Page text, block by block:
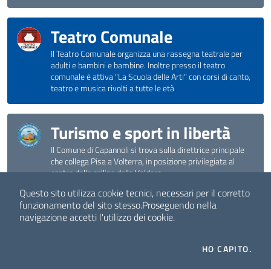
Teatro Comunale
Il Teatro Comunale organizza una rassegna teatrale per
adulti e bambini e bambine. Inoltre presso il teatro
comunale è attiva "La Scuola delle Arti" con corsi di canto,
teatro e musica rivolti a tutte le età
Turismo e sport in libertà
Il Comune di Capannoli si trova sulla direttrice principale
che collega Pisa a Volterra, in posizione privilegiata al
centro delle colline della Valdera
Sposarsi a Capannoli ed a
Location uniche sul territorio per un matrimonio o
Questo sito utilizza cookie tecnici, necessari per il corretto
funzionamento del sito stesso.Proseguendo nella
navigazione accetti l'utilizzo dei cookie.
HO CAPITO.